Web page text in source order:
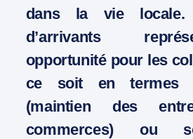
dans la vie locale.
d’arrivants
opportunité pour les
ce soit en termes
(maintien des
commerces) ou